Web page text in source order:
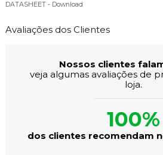
DATASHEET - Download
Avaliações dos Clientes
Nossos clientes
veja algumas avaliações de
loja.
100%
dos clientes recomendam